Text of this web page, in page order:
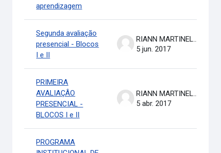
aprendizagem
Segunda avaliação
presencial - Blocos
I e II
RIANN MARTINELLI BATISTA
5 jun. 2017
PRIMEIRA
AVALIAÇÂO
PRESENCIAL -
BLOCOS I e II
RIANN MARTINELLI BATISTA
5 abr. 2017
PROGRAMA